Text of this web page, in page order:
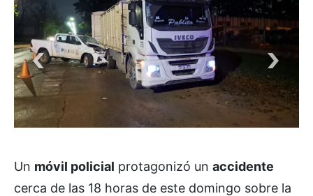
Un móvil policial protagonizó un accidente
cerca de las 18 horas de este domingo sobre la